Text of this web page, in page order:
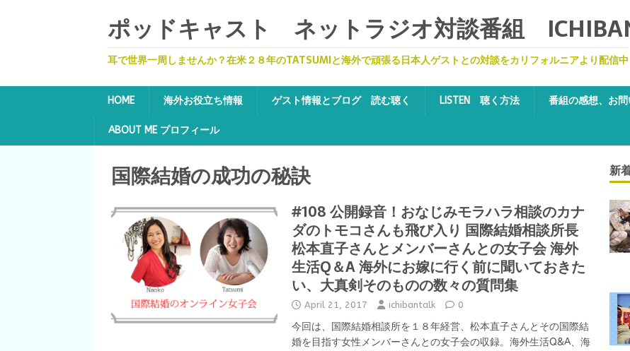
ポッドキャスト ネットラジオ対談番組
耳で世界一周しませんか？在米２８年のTATSUMIと海外で頑張る日本人ゲストとの対談をカリフォルニアより配信中
HOME 海外お役立ち情報 ゲスト情報とブログ 読む聴く LISTEN 聴く方法 番組の感想、お
ABOUT ME プロフィール
国際結婚の成功の秘訣
#108 公開録音！おなじみモラハラ相談のカナ
ダのトモコさんも飛び入り 国際結婚相談所長
松本直子さんとメンバーさんとの女子会 海外
生活Q＆A 海外にお嫁に行く前に聞いておきた
い、大真剣そのものの数々の質問集
April 21, 2017 ichibantalk 0
今回は、国際結婚相談所を１８年経営、松本直子さんとその国際結
婚を目指す女性メンバーさんとの女子会の収録。海外生活Q&A、海
新